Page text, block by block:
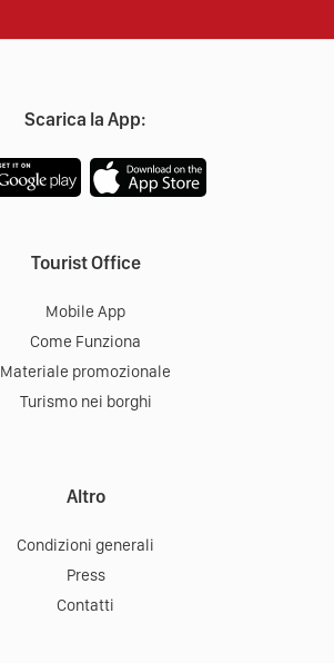
Scarica la App:
Tourist Office
Mobile App
Come Funziona
Materiale promozionale
Turismo nei borghi
Altro
Condizioni generali
Press
Contatti